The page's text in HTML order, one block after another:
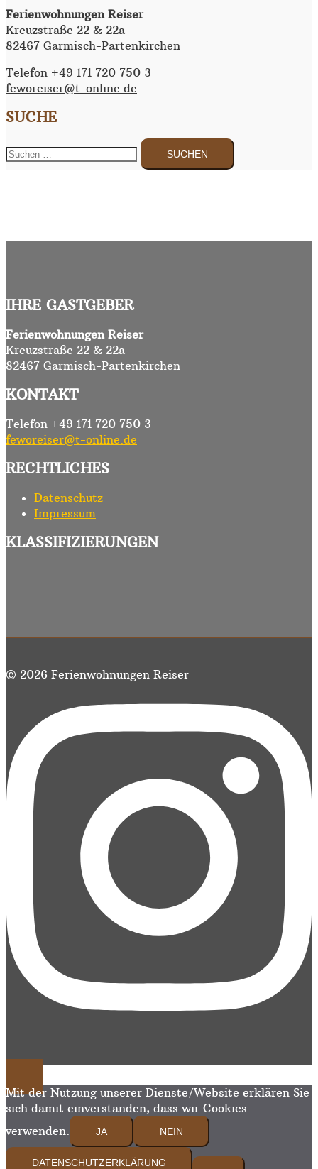
Ferienwohnungen Reiser
Kreuzstraße 22 & 22a
82467 Garmisch-Partenkirchen
Telefon +49 171 720 750 3
feworeiser@t-online.de
SUCHE
Suchen
nach:
IHRE GASTGEBER
Ferienwohnungen Reiser
Kreuzstraße 22 & 22a
82467 Garmisch-Partenkirchen
KONTAKT
Telefon +49 171 720 750 3
feworeiser@t-online.de
RECHTLICHES
Datenschutz
Impressum
KLASSIFIZIERUNGEN
© 2026 Ferienwohnungen Reiser
Mit der Nutzung unserer Dienste/Website erklären Sie
sich damit einverstanden, dass wir Cookies
verwenden.
JA NEIN
DATENSCHUTZERKLÄRUNG